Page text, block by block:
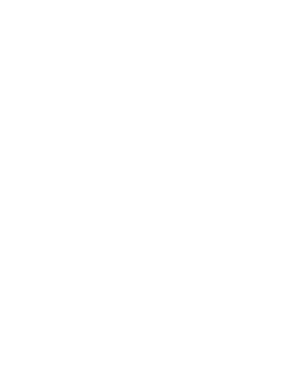
ね地政学で
さないんです
にとって洋書な
っておけばです
にウクライナと
か1個は中国の
アメリカへの